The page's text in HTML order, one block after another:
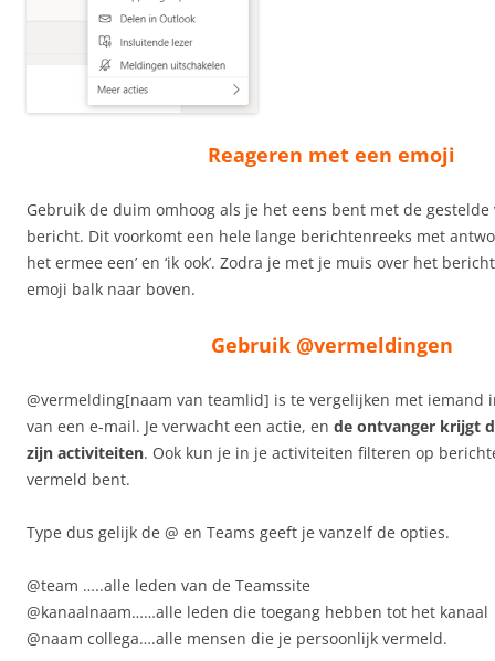
Reageren met een emoji
Gebruik de duim omhoog als je het eens bent met de
bericht. Dit voorkomt een hele lange berichtenreeks met
het ermee een’ en ‘ik ook’. Zodra je met je muis over het
emoji balk naar boven.
Gebruik @vermeldingen
@vermelding[naam van teamlid] is te vergelijken met iemand
van een e-mail. Je verwacht een actie, en de ontvanger krijgt
zijn activiteiten. Ook kun je in je activiteiten filteren op
vermeld bent.
Type dus gelijk de @ en Teams geeft je vanzelf de opties.
@team …..alle leden van de Teamssite
@kanaalnaam……alle leden die toegang hebben tot het kanaal
@naam collega….alle mensen die je persoonlijk vermeld.